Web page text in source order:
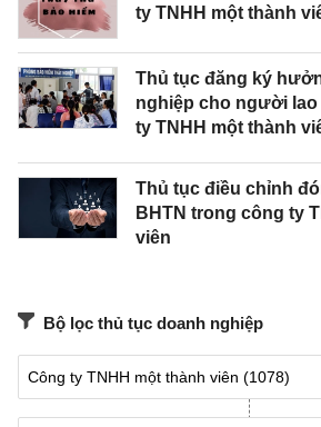
ty TNHH một thành
Thủ tục đăng ký
nghiệp cho người
ty TNHH một thành
Thủ tục điều chỉnh
BHTN trong công ty
viên
Bộ lọc thủ tục doanh nghiệp